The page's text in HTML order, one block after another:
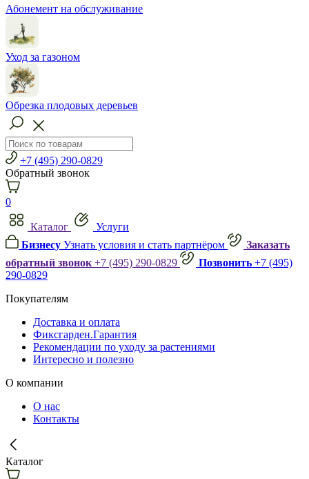
Абонемент на обслуживание
Уход за газоном
Обрезка плодовых деревьев
+7 (495) 290-0829
Обратный звонок
0
Каталог
Услуги
Бизнесу Узнать условия и стать партнёром
Заказать
обратный звонок +7 (495) 290-0829 Позвонить +7 (495)
290-0829
Покупателям
Доставка и оплата
Фиксгарден.Гарантия
Рекомендации по уходу за растениями
Интересно и полезно
О компании
О нас
Контакты
Каталог